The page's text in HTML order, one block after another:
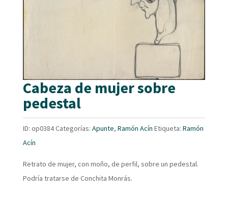
Cabeza de mujer sobre
pedestal
ID: op0384Categorías: Apunte, Ramón Acín Etiqueta: Ramón
Acín
Retrato de mujer, con moño, de perfil, sobre un pedestal.
Podría tratarse de Conchita Monrás.